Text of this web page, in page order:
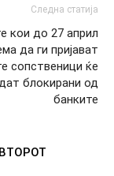
Следна статија
кои до 27 април
да ги пријават
сопственици ќе
блокирани од
банките